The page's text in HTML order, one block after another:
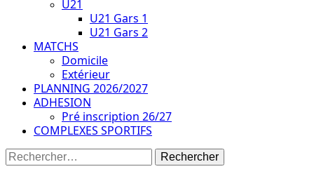
U21
U21 Gars 1
U21 Gars 2
MATCHS
Domicile
Extérieur
PLANNING 2026/2027
ADHESION
Pré inscription 26/27
COMPLEXES SPORTIFS
Rechercher :